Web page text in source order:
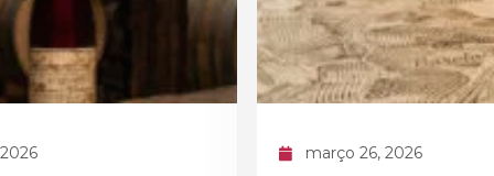
2026 março 26, 2026